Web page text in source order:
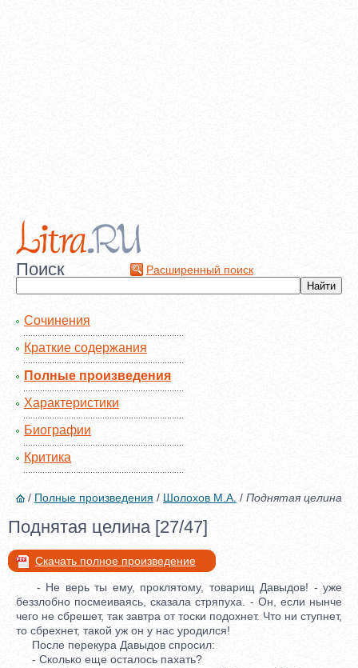
Поиск Расширенный поиск
Сочинения
Краткие содержания
Полные произведения
Характеристики
Биографии
Критика
/ Полные произведения / Шолохов М.А. / Поднятая целина
Поднятая целина [27/47]
Скачать полное произведение
- Не верь ты ему, проклятому, товарищ Давыдов! - уже
беззлобно посмеиваясь, сказала стряпуха. - Он, если нынче
чего не сбрешет, так завтра от тоски подохнет. Что ни ступнет,
то сбрехнет, такой уж он у нас уродился!
После перекура Давыдов спросил:
- Сколько еще осталось пахать?